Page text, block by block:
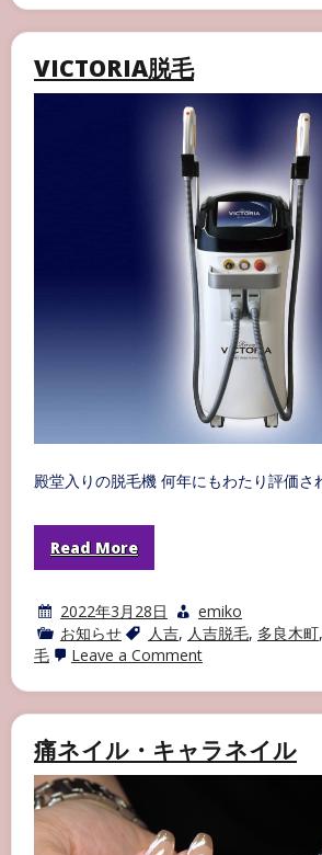
毛
料
表
VICTORIA脱毛
殿堂入りの脱毛機 何年にもわたり評価さ
Read More
2022年3月28日
emiko
お知らせ
人吉, 人吉脱毛, 多良木町,
毛
Leave a Commenton
脱
痛ネイル・キャラネイル